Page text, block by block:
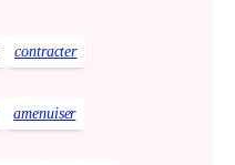
contracter
amenuiser